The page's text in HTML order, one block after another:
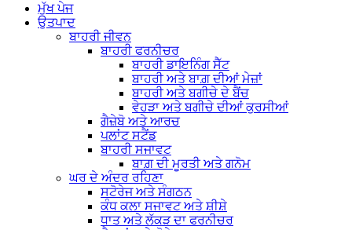
ਮੁੱਖ ਪੇਜ
ਉਤਪਾਦ
ਬਾਹਰੀ ਜੀਵਨ
ਬਾਹਰੀ ਫਰਨੀਚਰ
ਬਾਹਰੀ ਡਾਇਨਿੰਗ ਸੈੱਟ
ਬਾਹਰੀ ਅਤੇ ਬਾਗ਼ ਦੀਆਂ ਮੇਜ਼ਾਂ
ਬਾਹਰੀ ਅਤੇ ਬਗੀਚੇ ਦੇ ਬੈਂਚ
ਵੇਹੜਾ ਅਤੇ ਬਗੀਚੇ ਦੀਆਂ ਕੁਰਸੀਆਂ
ਗੈਜ਼ੇਬੋ ਅਤੇ ਆਰਚ
ਪਲਾਂਟ ਸਟੈਂਡ
ਬਾਹਰੀ ਸਜਾਵਟ
ਬਾਗ਼ ਦੀ ਮੂਰਤੀ ਅਤੇ ਗਨੋਮ
ਘਰ ਦੇ ਅੰਦਰ ਰਹਿਣਾ
ਸਟੋਰੇਜ ਅਤੇ ਸੰਗਠਨ
ਕੰਧ ਕਲਾ ਸਜਾਵਟ ਅਤੇ ਸ਼ੀਸ਼ੇ
ਧਾਤ ਅਤੇ ਲੱਕੜ ਦਾ ਫਰਨੀਚਰ